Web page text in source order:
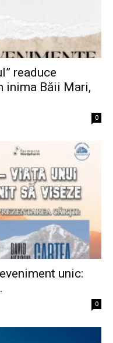
readuce
inima Băii Mari,
0
unic:
0